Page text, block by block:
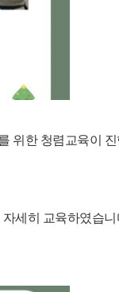
위한 청렴교육이
세히 교육하였습니